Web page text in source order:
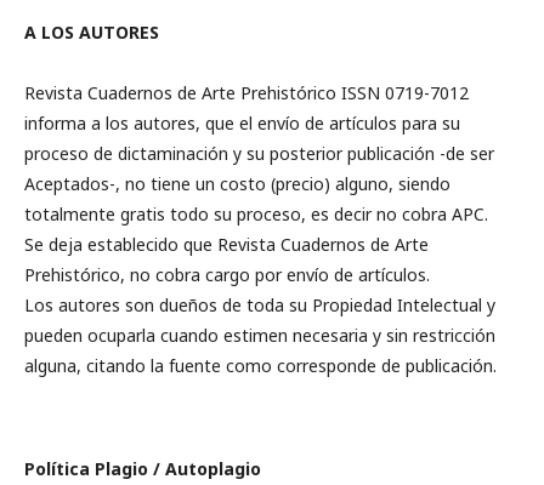
A LOS AUTORES
Revista Cuadernos de Arte Prehistórico ISSN 0719-7012
informa a los autores, que el envío de artículos para su
proceso de dictaminación y su posterior publicación -de ser
Aceptados-, no tiene un costo (precio) alguno, siendo
totalmente gratis todo su proceso, es decir no cobra APC.
Se deja establecido que Revista Cuadernos de Arte
Prehistórico, no cobra cargo por envío de artículos.
Los autores son dueños de toda su Propiedad Intelectual y
pueden ocuparla cuando estimen necesaria y sin restricción
alguna, citando la fuente como corresponde de publicación.
Política Plagio / Autoplagio